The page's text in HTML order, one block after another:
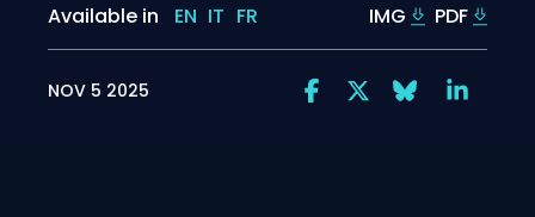
Available in EN IT FR IMG PDF
NOV 5 2025